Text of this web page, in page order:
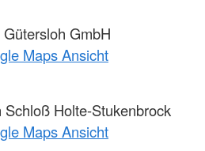
GmbH
Maps Ansicht
Schloß Holte-Stukenbrock
Maps Ansicht